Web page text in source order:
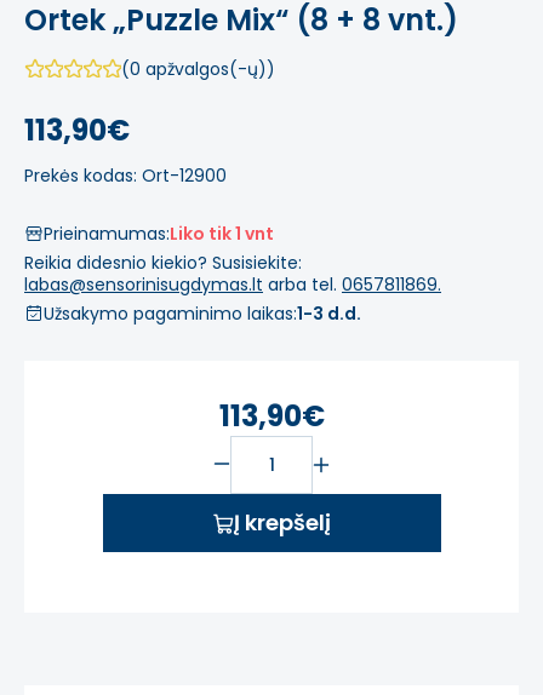
Ortek „Puzzle Mix“ (8 + 8 vnt.)
(0 apžvalgos(-ų))
113,90€
Prekės kodas: Ort-12900
Prieinamumas:Liko tik 1 vnt
Reikia didesnio kiekio? Susisiekite:
labas@sensorinisugdymas.lt arba tel. 0657811869.
Užsakymo pagaminimo laikas:1-3 d.d.
113,90€
Į krepšelį